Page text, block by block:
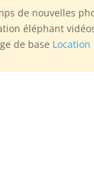
de nouvelles
éléphant
de base